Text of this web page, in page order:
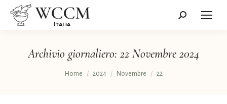
Cerca:
Archivio giornaliero: 22 Novembre 2024
Tu sei qui:
Home 2024 Novembre 22